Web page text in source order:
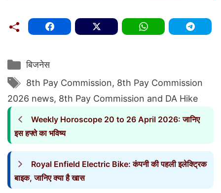
Categories
बिजनेस
Tags
8th Pay Commission, 8th Pay Commission
2026 news, 8th Pay Commission and DA Hike
Weekly Horoscope 20 to 26 April 2026: जानिए
इस हफ्ते का भविष्य
Royal Enfield Electric Bike: कंपनी की पहली इलेक्ट्रिक
बाइक, जानिए क्या है खास